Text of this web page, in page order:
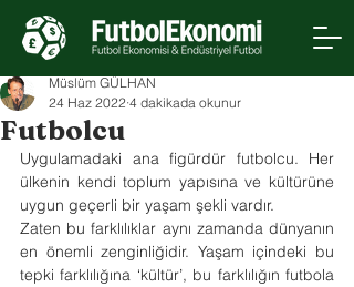
Futbolcu
Müslüm GÜLHAN
24 Haz 2022 4 dakikada okunur
Uygulamadaki ana figürdür futbolcu. Her
ülkenin kendi toplum yapısına ve kültürüne
uygun geçerli bir yaşam şekli vardır.
Zaten bu farklılıklar aynı zamanda dünyanın
en önemli zenginliğidir. Yaşam içindeki bu
tepki farklılığına ‘kültür’, bu farklılığın futbola